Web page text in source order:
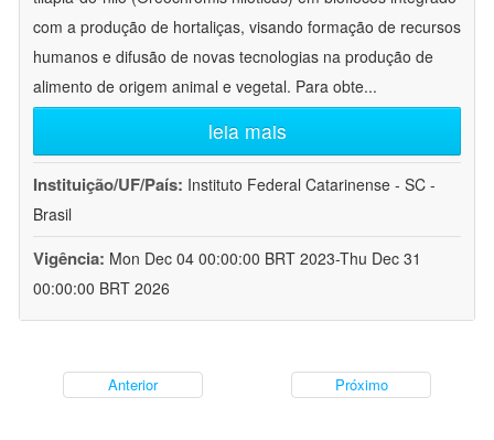
com a produção de hortaliças, visando formação de recursos
humanos e difusão de novas tecnologias na produção de
alimento de origem animal e vegetal. Para obte...
leia mais
Instituição/UF/País: Instituto Federal Catarinense - SC -
Brasil
Vigência: Mon Dec 04 00:00:00 BRT 2023-Thu Dec 31
00:00:00 BRT 2026
Anterior Próximo